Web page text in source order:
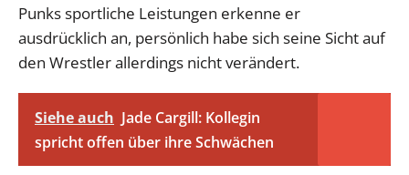
Punks sportliche Leistungen erkenne er
ausdrücklich an, persönlich habe sich seine Sicht auf
den Wrestler allerdings nicht verändert.
Siehe auch Jade Cargill: Kollegin
spricht offen über ihre Schwächen